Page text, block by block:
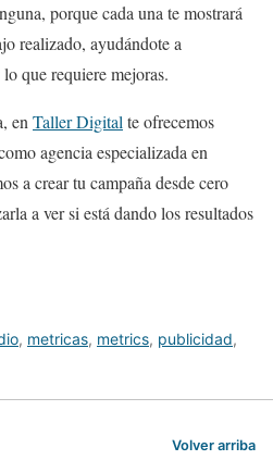
porque cada una te mostrará
realizado, ayudándote a
que requiere mejoras.
enTaller Digitalte ofrecemos
agencia especializada en
a crear tu campaña desde cero
a ver si está dando los resultados
, metricas, metrics, publicidad,
Volver arriba